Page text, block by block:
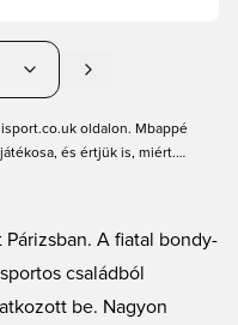
oldalon. Mbappé
és értjük is, miért.
megállíthatatlan a
és támogatásodat a
árakat és a gyors szállítást!
A fiatal bondy-
családból
be. Nagyon